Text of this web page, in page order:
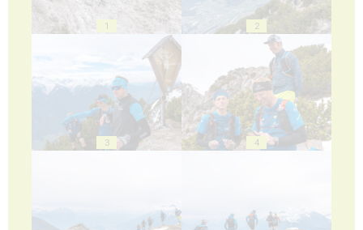
1 2
3 4